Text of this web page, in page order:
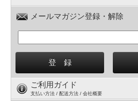
メールマガジン登録・解除
ご利用ガイド
支払い方法 / 配送方法 / 会社概要